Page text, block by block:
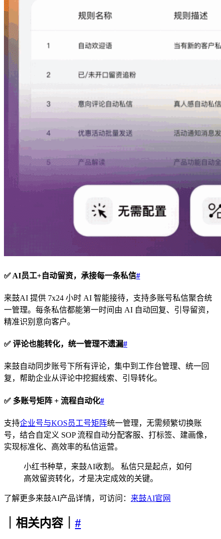
✅ AI员工+自动留资，承接每一条私信#
来鼓AI 提供 7x24 小时 AI 智能接待，支持多账号私信聚合统
一管理。每条私信都能第一时间由 AI 自动回复、引导留资，
精准识别意向客户。
✅ 评论也能转化，统一管理不遗漏#
来鼓自动同步账号下所有评论，集中到工作台管理、统一回
复，帮助企业从评论中挖掘线索、引导转化。
✅ 多账号矩阵 + 流程自动化#
支持企业号与KOS员工号矩阵统一管理，无需频繁切换账
号，结合自定义 SOP 流程自动分配客服、打标签、建画像，
实现标准化、高效率的私信运营。
小红书种草，来鼓AI收割。 私信只是起点，如何
高效留资转化，才是决定成效的关键。
了解更多来鼓AI产品详情，可访问： 来鼓AI官网
｜相关内容｜ #